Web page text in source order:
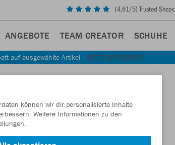
(4,61/5) Trusted Shops
ANGEBOTE TEAM CREATOR SCHUHE
auf ausgewählte Artikel | JETZT ENTDECKEN
können wir dir personalisierte Inhalte
Weitere Informationen zu den